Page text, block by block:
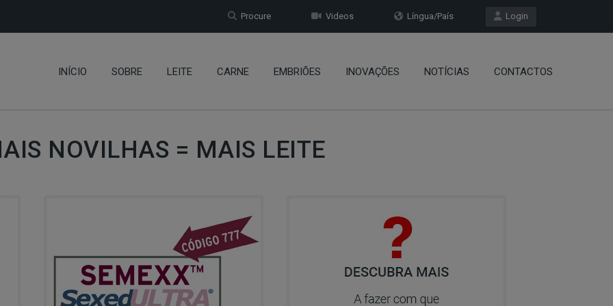
Login
Língua/País
Videos
Procure
INÍCIO SOBRE LEITE CARNE EMBRIÕES INOVAÇÕES NOTÍCIAS CONTACTOS
NOVILHAS = MAIS LEITE